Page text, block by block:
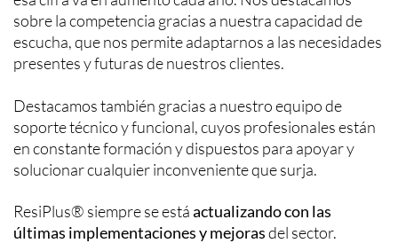
sobre la competencia gracias a nuestra capacidad de
escucha, que nos permite adaptarnos a las necesidades
presentes y futuras de nuestros clientes.
Destacamos también gracias a nuestro equipo de
soporte técnico y funcional, cuyos profesionales están
en constante formación y dispuestos para apoyar y
solucionar cualquier inconveniente que surja.
ResiPlus® siempre se estáactualizando con las
últimas implementaciones y mejorasdel sector.